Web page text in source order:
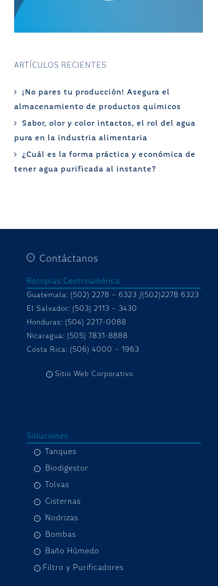
ARTÍCULOS RECIENTES
¡No pares tu producción! Asegura el
almacenamiento de productos químicos
Sabor, olor y color intactos, el rol del agua
pura en la industria alimentaria
¿Cuál es la forma práctica y económica de
tener agua purificada al instante?
Contáctanos
Rotoplas Centroamérica
Guatemala: (502) 2278 – 6323 /(502)2278 6323
El Salvador: (503) 2113 – 3430
Honduras: (504) 2217-0088
Nicaragua: (505) 7831-8888
Costa Rica: (506) 4000 – 1963
Sitio Web Corporativo
Soluciones
Tanques
Biodigestor
Tolvas
Cisternas
Nodrizas
Bombas
Baño Húmedo
Filtro y Purificadores